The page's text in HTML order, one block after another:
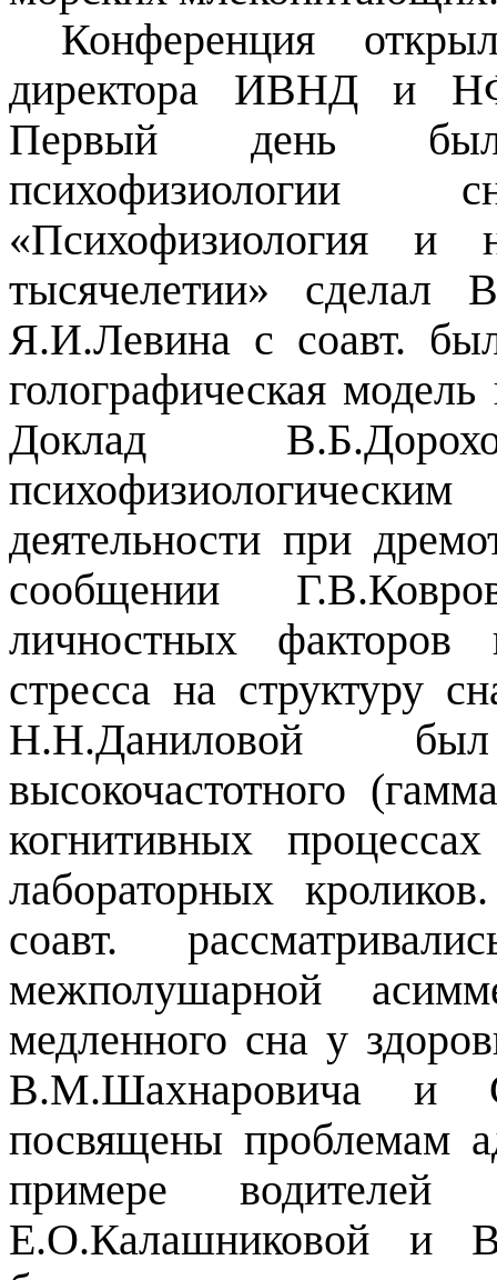
Конференция
директора ИВНД и
Первый день
«Психофизиология и
тысячелетии» сделал
Я.И.Левина с соавт.
голографическая
Доклад
деятельности при
сообщении
личностных факторов
стресса на структуру
Н.Н.Даниловой
высокочастотного
когнитивных
лабораторных
соавт.
межполушарной
медленного сна у
В.М.Шахнаровича и
посвящены проблемам
примере
Е.О.Калашниковой и